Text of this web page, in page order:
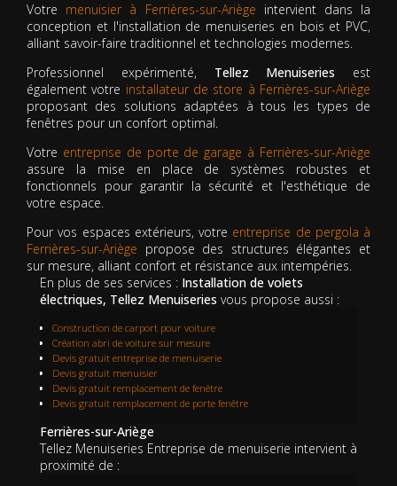
Votre menuisier à Ferrières-sur-Ariège intervient dans la
conception et l'installation de menuiseries en bois et PVC,
alliant savoir-faire traditionnel et technologies modernes.
Professionnel expérimenté, Tellez Menuiseries est
également votre installateur de store à Ferrières-sur-Ariège
proposant des solutions adaptées à tous les types de
fenêtres pour un confort optimal.
Votre entreprise de porte de garage à Ferrières-sur-Ariège
assure la mise en place de systèmes robustes et
fonctionnels pour garantir la sécurité et l'esthétique de
votre espace.
Pour vos espaces extérieurs, votre entreprise de pergola à
Ferrières-sur-Ariège propose des structures élégantes et
sur mesure, alliant confort et résistance aux intempéries.
En plus de ses services : Installation de volets
électriques, Tellez Menuiseries vous propose aussi :
Construction de carport pour voiture
Création abri de voiture sur mesure
Devis gratuit entreprise de menuiserie
Devis gratuit menuisier
Devis gratuit remplacement de fenêtre
Devis gratuit remplacement de porte fenêtre
Ferrières-sur-Ariège
Tellez Menuiseries Entreprise de menuiserie intervient à
proximité de :